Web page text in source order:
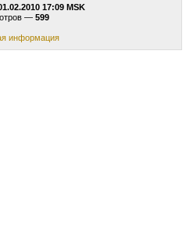
17:09 MSK
— 599
информация